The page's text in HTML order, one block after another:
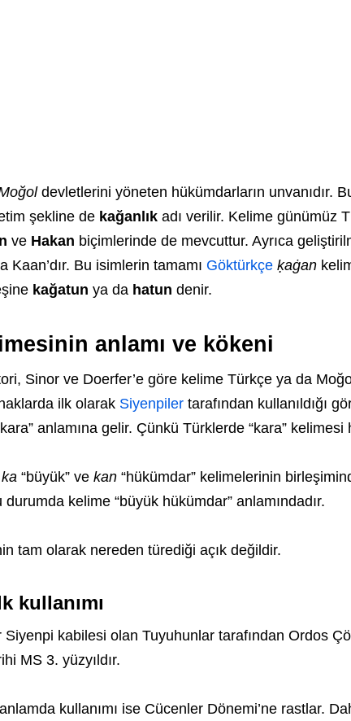
devletlerini yöneten hükümdarların unvanıdır.
şekline de kağanlıkadı verilir. Kelime günümüz
ve Hakan biçimlerinde de mevcuttur. Ayrıca
Kaan’dır. Bu isimlerin tamamı Göktürkçe ḳaġan
kağatun ya da hatun denir.
anlamı ve kökeni
Sinor ve Doerfer’e göre kelime Türkçe ya da
ilk olarak Siyenpilertarafından kullanıldığı
anlamına gelir. Çünkü Türklerde “kara” kelimesi
ka “büyük” ve kan“hükümdar” kelimelerinin
kelime “büyük hükümdar” anlamındadır.
tam olarak nereden türediği açık değildir.
kullanımı
kabilesi olan Tuyuhunlar tarafından Ordos
MS 3. yüzyıldır.
kullanımı ise Cücenler Dönemi’ne rastlar.